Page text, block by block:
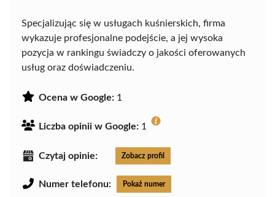
Specjalizując się w usługach kuśnierskich, firma
wykazuje profesjonalne podejście, a jej wysoka
pozycja w rankingu świadczy o jakości oferowanych
usług oraz doświadczeniu.
Ocena w Google: 1
Liczba opinii w Google: 1
Czytaj opinie: Zobacz profil
Numer telefonu: Pokaż numer